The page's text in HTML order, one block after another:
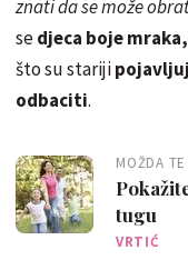
znati da se može
sedjeca boje
što su stariji
odbaciti.
MOŽDA
tugu
VRTIĆ